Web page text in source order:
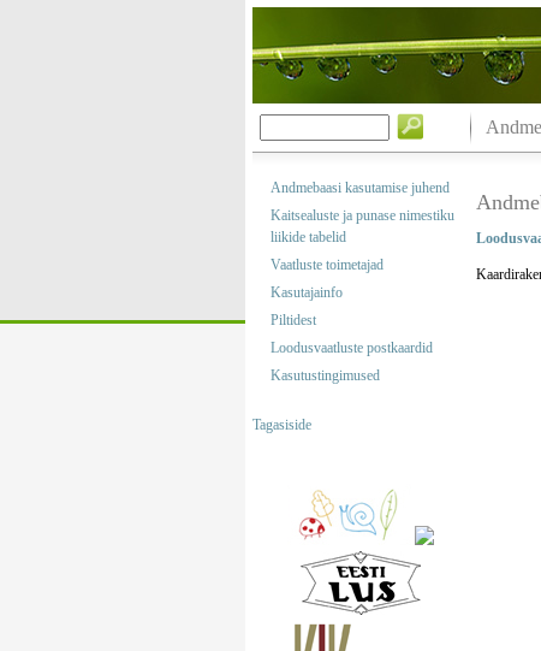
Andmebaasi kasutamise juhend
Kaitsealuste ja punase nimestiku
liikide tabelid
Vaatluste toimetajad
Kasutajainfo
Piltidest
Loodusvaatluste postkaardid
Kasutustingimused
Tagasiside